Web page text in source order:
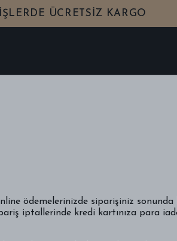
ÜCRETSIZ KARGO
ödemelerinizde siparişiniz
iptallerinde kredi kartınıza para